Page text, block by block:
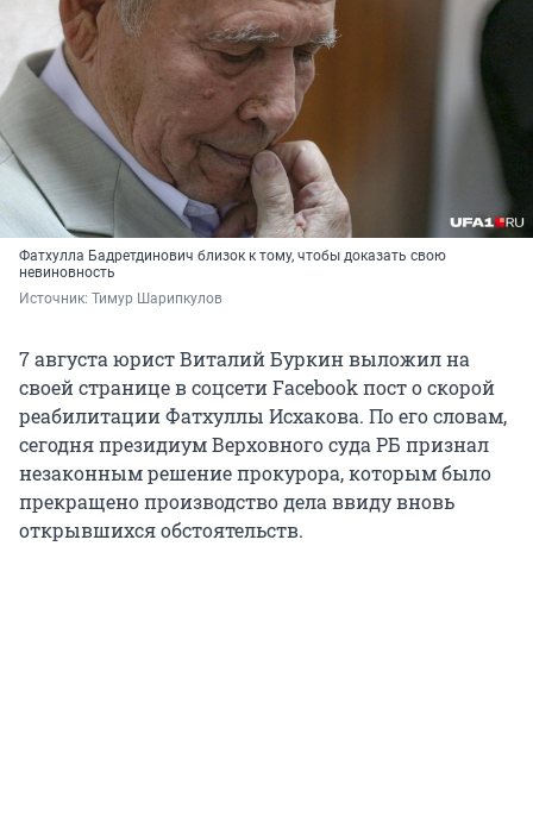
Фатхулла Бадретдинович близок к тому, чтобы доказать свою
невиновность
Источник: Тимур Шарипкулов
7 августа юрист Виталий Буркин выложил на
своей странице в соцсети Facebook пост о скорой
реабилитации Фатхуллы Исхакова. По его словам,
сегодня президиум Верховного суда РБ признал
незаконным решение прокурора, которым было
прекращено производство дела ввиду вновь
открывшихся обстоятельств.